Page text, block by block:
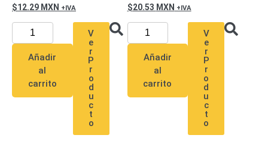
de
Alimentación
Respaldo Inyectores
PoEPDU
Plantas
- No Break
12.29 MXN
Añadir
al
carrito
V
e
r
P
r
o
d
u
c
t
o
20.53 MXN
Añadir
al
carrito
V
e
r
P
r
o
d
u
c
t
o